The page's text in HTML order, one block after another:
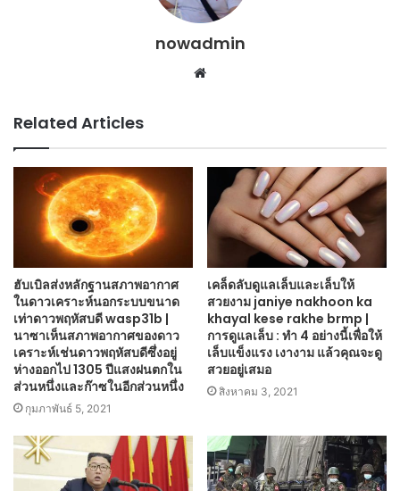
nowadmin
Website
Related Articles
ฮับเบิลส่งหลักฐานสภาพอากาศ
ในดาวเคราะห์นอกระบบขนาด
เท่าดาวพฤหัสบดี wasp31b |
นาซาเห็นสภาพอากาศของดาว
เคราะห์เช่นดาวพฤหัสบดีซึ่งอยู่
ห่างออกไป 1305 ปีแสงฝนตกใน
ส่วนหนึ่งและก๊าซในอีกส่วนหนึ่ง
กุมภาพันธ์ 5, 2021
เคล็ดลับดูแลเล็บและเล็บให้
สวยงาม janiye nakhoon ka
khayal kese rakhe brmp |
การดูแลเล็บ : ทำ 4 อย่างนี้เพื่อให้
เล็บแข็งแรง เงางาม แล้วคุณจะดู
สวยอยู่เสมอ
สิงหาคม 3, 2021